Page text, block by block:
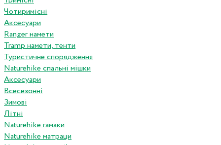
Чотиримісні
Аксесуари
Ranger намети
Tramp намети, тенти
Туристичне спорядження
Naturehike спальні мішки
Аксесуари
Всесезонні
Зимові
Літні
Naturehike гамаки
Naturehike матраци